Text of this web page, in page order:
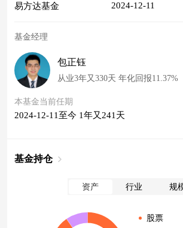
易方达基金 2024-12-11
基金经理
包正钰
从业3年又330天 年化回报11.37%
本基金当前任期
2024-12-11至今 1年又241天
基金持仓
资产 行业 规
股票